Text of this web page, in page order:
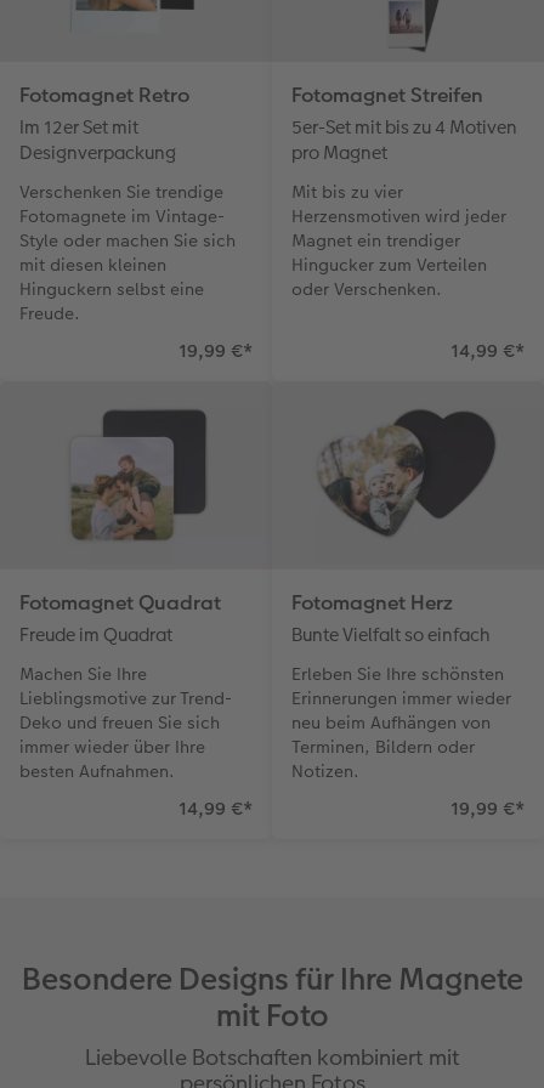
Neuheiten
Neuheiten
CEWE myPhotos
Neuheiten
Neuheiten
Neuheiten
Fotomagnet Retro
Im 12er Set mit
Designverpackung
Verschenken Sie trendige
Fotomagnete im Vintage-
Style oder machen Sie sich
mit diesen kleinen
Hinguckern selbst eine
Freude.
19,99 €*
Fotomagnet Streifen
5er-Set mit bis zu 4 Motiven
pro Magnet
Mit bis zu vier
Herzensmotiven wird jeder
Magnet ein trendiger
Hingucker zum Verteilen
oder Verschenken.
14,99 €*
Fotomagnet Quadrat
Freude im Quadrat
Machen Sie Ihre
Lieblingsmotive zur Trend-
Deko und freuen Sie sich
immer wieder über Ihre
besten Aufnahmen.
14,99 €*
Fotomagnet Herz
Bunte Vielfalt so einfach
Erleben Sie Ihre schönsten
Erinnerungen immer wieder
neu beim Aufhängen von
Terminen, Bildern oder
Notizen.
19,99 €*
Besondere Designs für Ihre Magnete
mit Foto
Liebevolle Botschaften kombiniert mit
persönlichen Fotos